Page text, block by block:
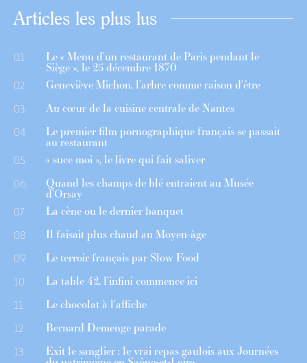
Articles les plus lus
01 Le « Menu d’un restaurant de Paris pendant le
Siège », le 25 décembre 1870
02 Geneviève Michon, l’arbre comme raison d’être
03 Au cœur de la cuisine centrale de Nantes
04 Le premier film pornographique français se passait
au restaurant
05 « suce moi », le livre qui fait saliver
06 Quand les champs de blé entraient au Musée
d’Orsay
07 La cène ou le dernier banquet
08 Il faisait plus chaud au Moyen-âge
09 Le terroir français par Slow Food
10 La table 42, l’infini commence ici
11 Le chocolat à l’affiche
12 Bernard Demenge parade
13 Exit le sanglier : le vrai repas gaulois aux Journées